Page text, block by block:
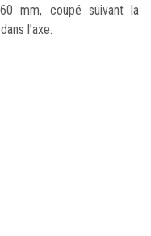
mm, coupé suivant la
l’axe.